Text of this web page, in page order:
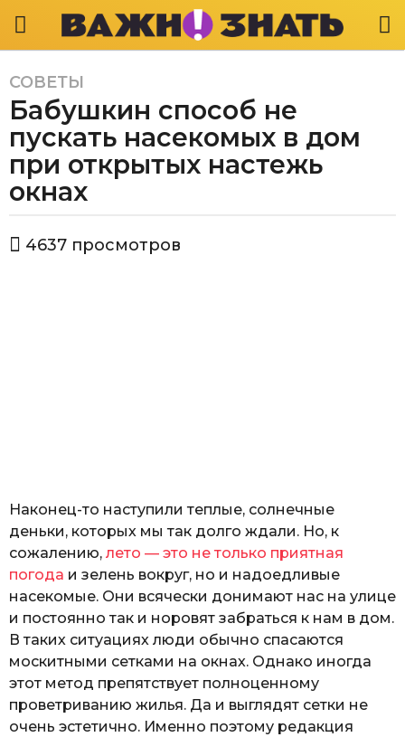
6
л
т
a
g
6
л
СОВЕТЫ
Бабушкин способ не
пускать насекомых в дом
при открытых настежь
окнах
в
4637 просмотров
Наконец-то наступили теплые, солнечные
деньки, которых мы так долго ждали. Но, к
сожалению, лето — это не только приятная
погода и зелень вокруг, но и надоедливые
насекомые. Они всячески донимают нас на улице
и постоянно так и норовят забраться к нам в дом.
В таких ситуациях люди обычно спасаются
москитными сетками на окнах. Однако иногда
этот метод препятствует полноценному
проветриванию жилья. Да и выглядят сетки не
очень эстетично. Именно поэтому редакция